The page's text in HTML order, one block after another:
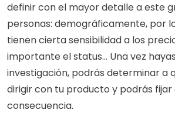
definir con el mayor detalle a este
personas: demográficamente, por
tienen cierta sensibilidad a los
importante el status… Una vez
investigación, podrás determinar a
dirigir con tu producto y podrás
consecuencia.